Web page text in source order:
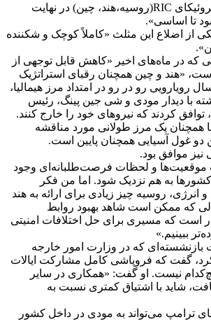
کوگلمن گفت که یک تروئیکای RIC(روسیه،هند، چین) در نهایت
تا اساسی».
از اضلاع این مثلث «کاملاً کوچک و شکننده
که در ماه‌های اخیر «کاهش قابل توجهی از
«هند و چین همچنان رقبای استراتژیک
رویارویی رو در رو در امتداد مرز هیمالیا،
با دیدار مودی و شی جین پینگ، رئیس
توافق کردند که نیروهای خود را خارج کنند.
همچنان یک مرز طولانی مورد مناقشه
دو غول آسیایی همچنان پایین است.
نیز موافق بود.
و لحظات فرصت‌طلبانه‌ای وجود
به هم نزدیک شود. اما من فکر
انرژی، روسیه چیز زیادی برای ارائه به هند
که ممکن است شاهد بهبود روابط
است که مسیری برای حل اختلافات امنیتی
ببینیم.»
بازنشسته‌ای که در وزارت امور خارجه
گفت که فروپاشی کامل مشارکت ایالات
نیست. او گفت: «همکاری در سایر
شاید با اشتیاق کمتری نسبت به
ترامپ می‌تواند به مودی در داخل کشور